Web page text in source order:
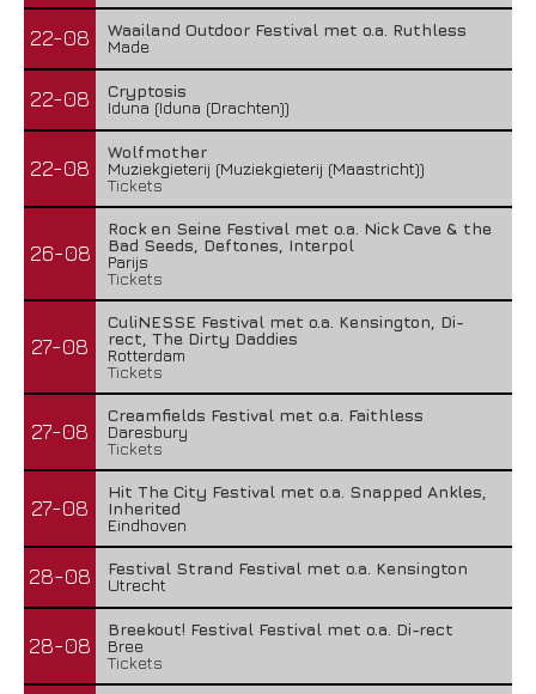
22-08
Waailand Outdoor Festival met o.a. Ruthless
Made
22-08
Cryptosis
Iduna (Iduna (Drachten))
22-08
Wolfmother
Muziekgieterij (Muziekgieterij (Maastricht))
Tickets
26-08
Rock en Seine Festival met o.a. Nick Cave & the
Bad Seeds, Deftones, Interpol
Parijs
Tickets
27-08
CuliNESSE Festival met o.a. Kensington, Di-
rect, The Dirty Daddies
Rotterdam
Tickets
27-08
Creamfields Festival met o.a. Faithless
Daresbury
Tickets
27-08
Hit The City Festival met o.a. Snapped Ankles,
Inherited
Eindhoven
28-08
Festival Strand Festival met o.a. Kensington
Utrecht
28-08
Breekout! Festival Festival met o.a. Di-rect
Bree
Tickets